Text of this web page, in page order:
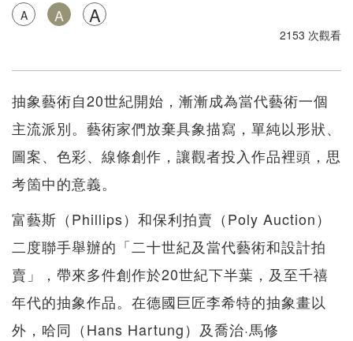
A A A
2153 次觀看
抽象藝術自20世紀開始，漸漸成為當代藝術一個
主流派別。藝術家們放棄具象描寫，單純以形狀、
圖案、色彩、線條創作，讓觀者投入作品裡頭，思
考箇中的意義。
富藝斯（Phillips）和保利拍賣（Poly Auction）
二度聯手舉辦的「二十世紀及當代藝術和設計拍
賣」，帶來多件創作於20世紀下半葉，及至千禧
年代的抽象作品。在德國巨匠李希特的抽象畫以
外，哈同（Hans Hartung）及喬治·馬修